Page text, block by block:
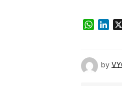
by